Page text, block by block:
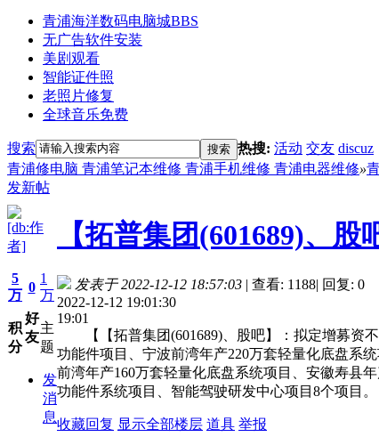
青浦海洋数码电脑城BBS
无广告软件安装
美剧观看
智能证件照
老照片修复
全球音乐免费
搜索 搜索 热搜: 活动 交友 discuz
青浦修电脑 青浦笔记本维修 青浦手机维修 青浦电器维修»
发新帖
[db:作
者]
5
万
积
分
0
好
友
1
万
主
题
发
消
息
【拓普集团(601689)、
发表于 2022-12-12 18:57:03 | 查看: 1188| 回复: 0
2022-12-12 19:01:30
19:01
【【拓普集团(601689)、股吧】：拟定增募资不
功能件项目、宁波前湾年产220万套轻量化底盘系
前湾年产160万套轻量化底盘系统项目、安徽寿县
功能件系统项目、智能驾驶研发中心项目8个项目。
收藏回复 显示全部楼层 道具 举报